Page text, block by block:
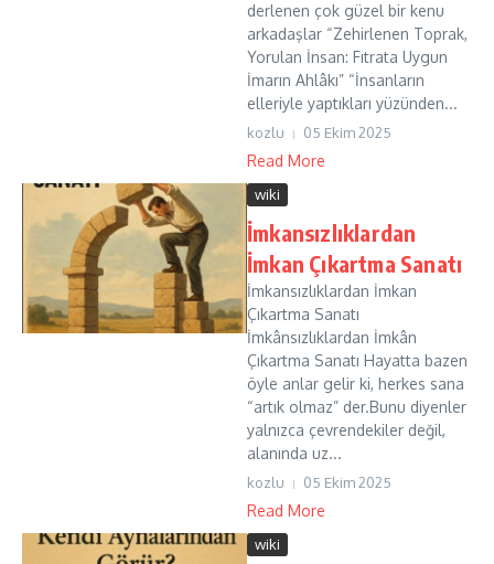
derlenen çok güzel bir kenu
arkadaşlar “Zehirlenen Toprak,
Yorulan İnsan: Fıtrata Uygun
İmarın Ahlâkı” “İnsanların
elleriyle yaptıkları yüzünden...
kozlu 05 Ekim 2025
Read More
wiki
İmkansızlıklardan
İmkan Çıkartma Sanatı
İmkansızlıklardan İmkan
Çıkartma Sanatı
İmkânsızlıklardan İmkân
Çıkartma Sanatı Hayatta bazen
öyle anlar gelir ki, herkes sana
“artık olmaz” der.Bunu diyenler
yalnızca çevrendekiler değil,
alanında uz...
kozlu 05 Ekim 2025
Read More
wiki